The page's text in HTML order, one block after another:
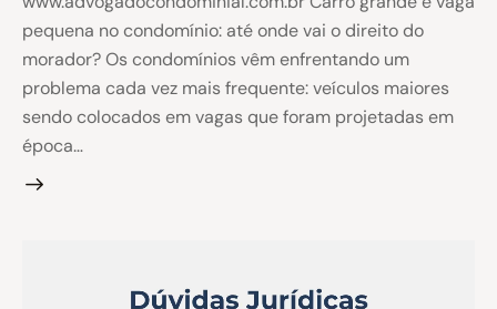
pequena no condomínio: até onde vai o direito do
morador? Os condomínios vêm enfrentando um
problema cada vez mais frequente: veículos maiores
sendo colocados em vagas que foram projetadas em
época…